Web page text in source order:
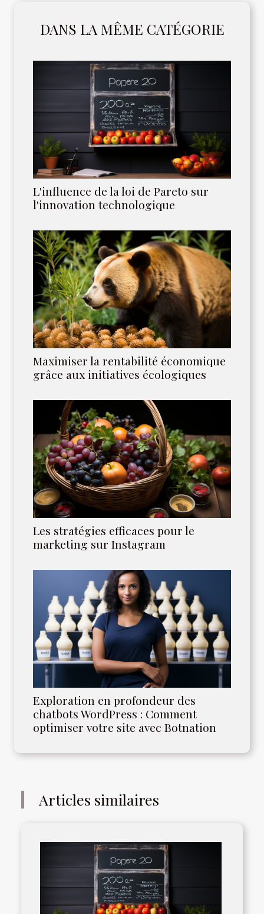
DANS LA MÊME CATÉGORIE
L'influence de la loi de Pareto sur
l'innovation technologique
Maximiser la rentabilité économique
grâce aux initiatives écologiques
Les stratégies efficaces pour le
marketing sur Instagram
Exploration en profondeur des
chatbots WordPress : Comment
optimiser votre site avec Botnation
Articles similaires